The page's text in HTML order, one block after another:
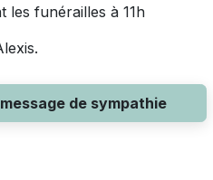
les funérailles à 11h
de sympathie